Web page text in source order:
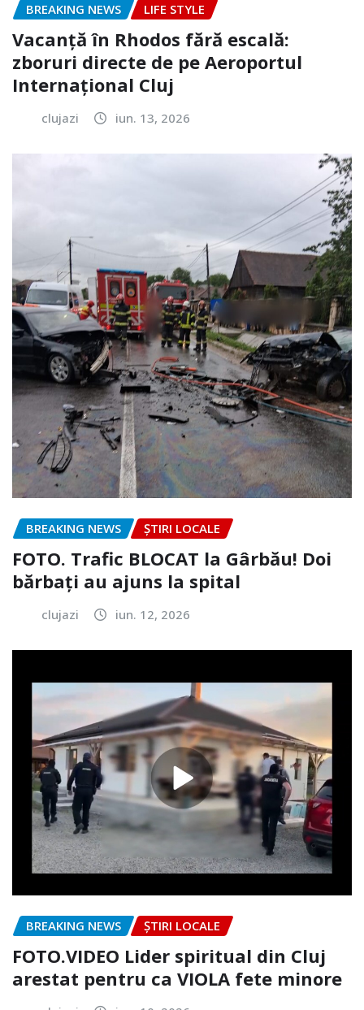
BREAKING NEWS LIFE STYLE
Vacanță în Rhodos fără escală:
zboruri directe de pe Aeroportul
Internațional Cluj
clujazi iun. 13, 2026
BREAKING NEWS ȘTIRI LOCALE
FOTO. Trafic BLOCAT la Gârbău! Doi
bărbați au ajuns la spital
clujazi iun. 12, 2026
BREAKING NEWS ȘTIRI LOCALE
FOTO.VIDEO Lider spiritual din Cluj
arestat pentru ca VIOLA fete minore